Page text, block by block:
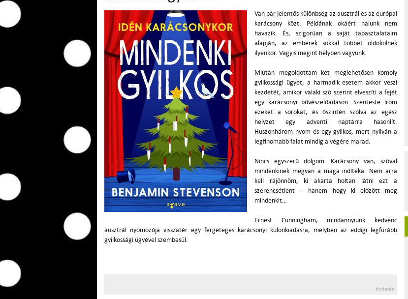
Van pár jelentős különbség az ausztrál és az európai
karácsony közt. Példának okáért nálunk nem
havazik. És, szigorúan a saját tapasztalataim
alapján, az emberek sokkal többet öldökölnek
ilyenkor. Vagyis megint helyben vagyunk.
Miután megoldottam két meglehetősen komoly
gyilkossági ügyet, a harmadik esetem akkor veszi
kezdetét, amikor valaki szó szerint elveszíti a fejét
egy karácsonyi bűvészelőadáson. Szenteste írom
ezeket a sorokat, és őszintén szólva az egész
helyzet egy adventi naptárra hasonlít.
Huszonhárom nyom és egy gyilkos, mert nyilván a
legfinomabb falat mindig a végére marad.
Nincs egyszerű dolgom. Karácsony van, szóval
mindenkinek megvan a maga indítéka. Nem arra
kell rájönnöm, ki akarta holtan látni ezt a
szerencsétlent – hanem hogy ki előzött meg
mindenkit…
Ernest Cunningham, mindannyiunk kedvenc
ausztrál nyomozója visszatér egy fergeteges karácsonyi különkiadásra, melyben az eddigi legfurább
gyilkossági ügyével szembesül.
hirdetés